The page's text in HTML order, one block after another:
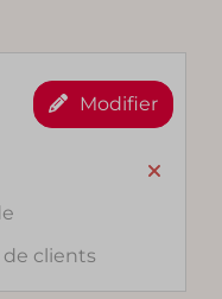
Modifier
clients